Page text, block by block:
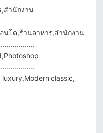
,สำนักงาน
นโด,ร้านอาหาร,สำนักงาน
classic,